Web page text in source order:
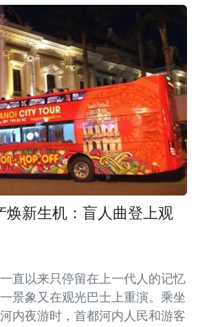
焕新生机：盲人曲登上观
直以来只停留在上一代人的记忆
景象又在观光巴士上重演。乘坐
内夜游时，首都河内人民和游客